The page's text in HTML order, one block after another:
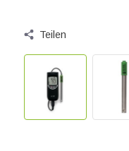
Teilen